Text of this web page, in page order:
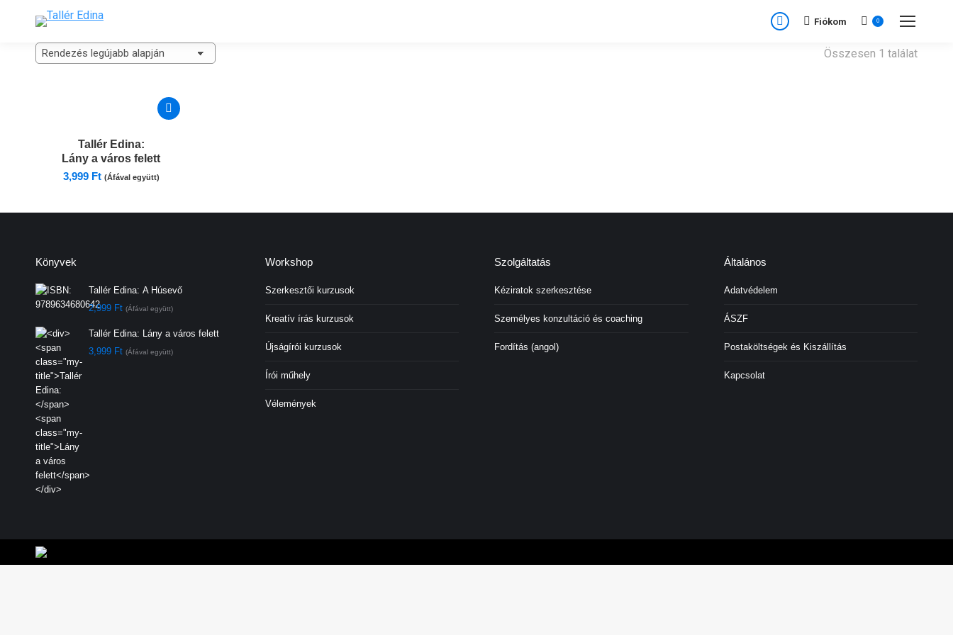
Facebook
Fiókom 0
Összesen 1 találat
Tallér Edina:
Lány a város felett
3,999 Ft (Áfával együtt)
Könyvek
Tallér Edina: A Húsevő
2,999 Ft (Áfával együtt)
Tallér Edina: Lány a város felett
3,999 Ft (Áfával együtt)
Workshop
Szerkesztői kurzusok
Kreatív írás kurzusok
Újságírói kurzusok
Írói műhely
Vélemények
Szolgáltatás
Kéziratok szerkesztése
Személyes konzultáció és coaching
Fordítás (angol)
Általános
Adatvédelem
ÁSZF
Postaköltségek és Kiszállítás
Kapcsolat